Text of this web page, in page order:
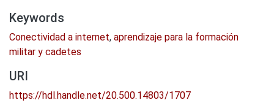
Keywords
Conectividad a internet, aprendizaje para la formación
militar y cadetes
URI
https://hdl.handle.net/20.500.14803/1707